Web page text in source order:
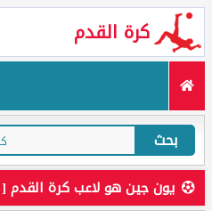
كرة القدم
بحث
يون جين هو لاعب كرة القدم [ YOON JIN-HO ]